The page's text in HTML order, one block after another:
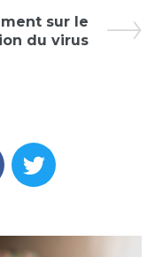
sur le
du virus